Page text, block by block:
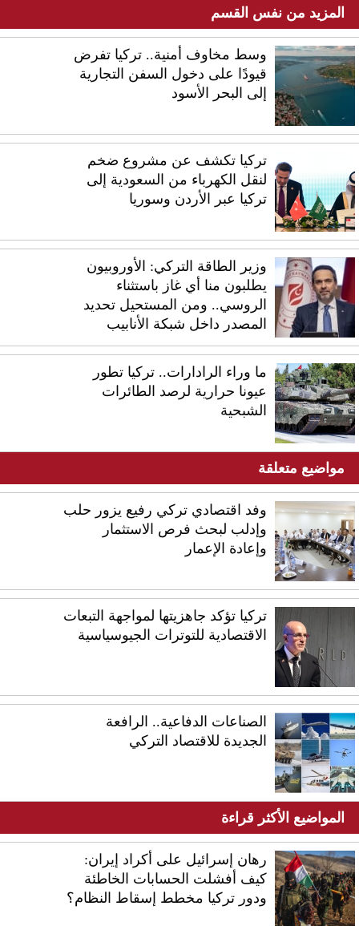
المزيد من نفس القسم
وسط مخاوف أمنية.. تركيا تفرض
قيودًا على دخول السفن التجارية
إلى البحر الأسود
تركيا تكشف عن مشروع ضخم
لنقل الكهرباء من السعودية إلى
تركيا عبر الأردن وسوريا
وزير الطاقة التركي: الأوروبيون
يطلبون منا أي غاز باستثناء
الروسي.. ومن المستحيل تحديد
المصدر داخل شبكة الأنابيب
ما وراء الرادارات.. تركيا تطور
عيونا حرارية لرصد الطائرات
الشبحية
مواضيع متعلقة
وفد اقتصادي تركي رفيع يزور حلب
وإدلب لبحث فرص الاستثمار
وإعادة الإعمار
تركيا تؤكد جاهزيتها لمواجهة التبعات
الاقتصادية للتوترات الجيوسياسية
الصناعات الدفاعية.. الرافعة
الجديدة للاقتصاد التركي
المواضيع الأكثر قراءة
رهان إسرائيل على أكراد إيران:
كيف أفشلت الحسابات الخاطئة
ودور تركيا مخطط إسقاط النظام؟